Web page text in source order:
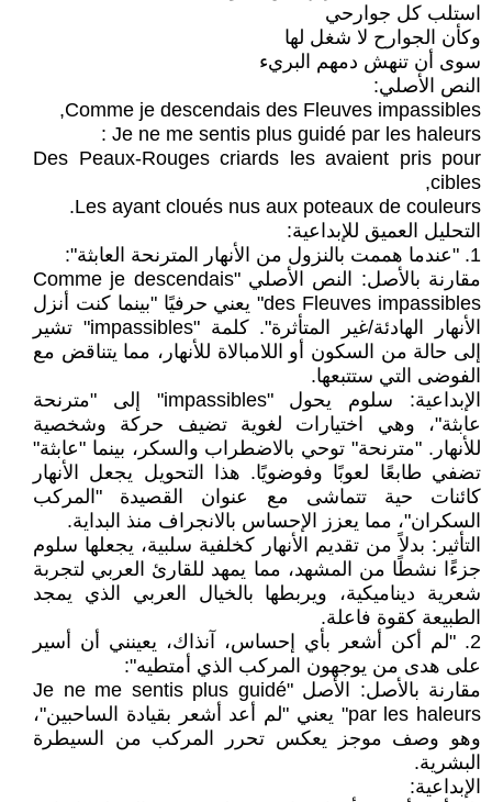
استلب كل جوارحي
وكأن الجوارح لا شغل لها
سوى أن تنهش دمهم البريء
النص الأصلي:
Comme je descendais des Fleuves impassibles,
Je ne me sentis plus guidé par les haleurs :
Des Peaux-Rouges criards les avaient pris pour
cibles,
Les ayant cloués nus aux poteaux de couleurs.
التحليل العميق للإبداعية:
1. "عندما هممت بالنزول من الأنهار المترنحة العابثة":
مقارنة بالأصل: النص الأصلي "Comme je descendais
des Fleuves impassibles" يعني حرفيًا "بينما كنت أنزل
الأنهار الهادئة/غير المتأثرة". كلمة "impassibles" تشير
إلى حالة من السكون أو اللامبالاة للأنهار، مما يتناقض مع
الفوضى التي ستتبعها.
الإبداعية: سلوم يحول "impassibles" إلى "مترنحة
عابثة"، وهي اختيارات لغوية تضيف حركة وشخصية
للأنهار. "مترنحة" توحي بالاضطراب والسكر، بينما "عابثة"
تضفي طابعًا لعوبًا وفوضويًا. هذا التحويل يجعل الأنهار
كائنات حية تتماشى مع عنوان القصيدة "المركب
السكران"، مما يعزز الإحساس بالانجراف منذ البداية.
التأثير: بدلاً من تقديم الأنهار كخلفية سلبية، يجعلها سلوم
جزءًا نشطًا من المشهد، مما يمهد للقارئ العربي لتجربة
شعرية ديناميكية، ويربطها بالخيال العربي الذي يمجد
الطبيعة كقوة فاعلة.
2. "لم أكن أشعر بأي إحساس، آنذاك، يعينني أن أسير
على هدى من يوجهون المركب الذي أمتطيه":
مقارنة بالأصل: الأصل "Je ne me sentis plus guidé
par les haleurs" يعني "لم أعد أشعر بقيادة الساحبين"،
وهو وصف موجز يعكس تحرر المركب من السيطرة
البشرية.
الإبداعية: